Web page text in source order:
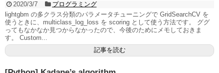
2020/3/7
プログラミング
lightgbm の多クラス分類のパラメータチューニングで GridSearchCV を
使うときに、multiclass_log_loss を scoring として使う方法です。 ググ
ってもなかなか見つからなかったので、今後のためにメモしておきま
す。 Custom...
記事を読む